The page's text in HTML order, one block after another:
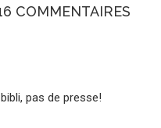
COMMENTAIRES
pas de presse!